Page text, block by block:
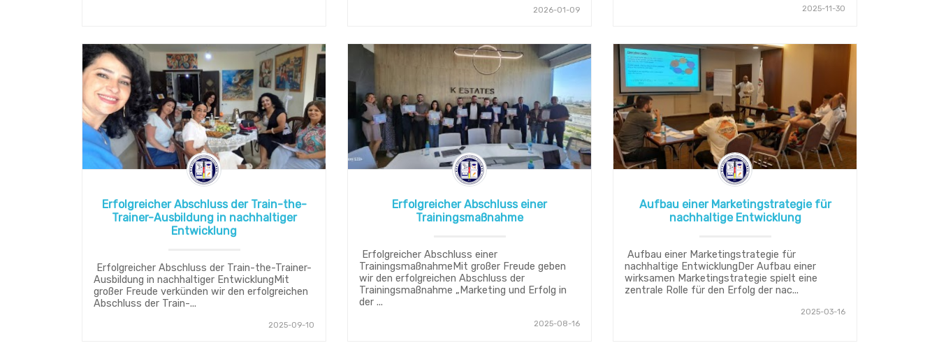
2026-01-09 2025-11-30
Erfolgreicher Abschluss der Train-the-
Trainer-Ausbildung in nachhaltiger
Entwicklung
Erfolgreicher Abschluss der Train-the-Trainer-
Ausbildung in nachhaltiger EntwicklungMit
großer Freude verkünden wir den erfolgreichen
Abschluss der Train-...
2025-09-10
Erfolgreicher Abschluss einer
Trainingsmaßnahme
Erfolgreicher Abschluss einer
TrainingsmaßnahmeMit großer Freude geben
wir den erfolgreichen Abschluss der
Trainingsmaßnahme „Marketing und Erfolg in
der ...
2025-08-16
Aufbau einer Marketingstrategie für
nachhaltige Entwicklung
Aufbau einer Marketingstrategie für
nachhaltige EntwicklungDer Aufbau einer
wirksamen Marketingstrategie spielt eine
zentrale Rolle für den Erfolg der nac...
2025-03-16